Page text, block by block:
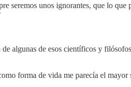
seremos unos ignorantes, que lo
algunas de esos científicos y
forma de vida me parecía el